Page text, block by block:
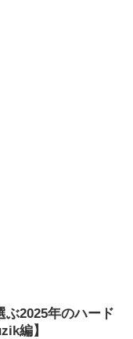
2025年のハード
編】